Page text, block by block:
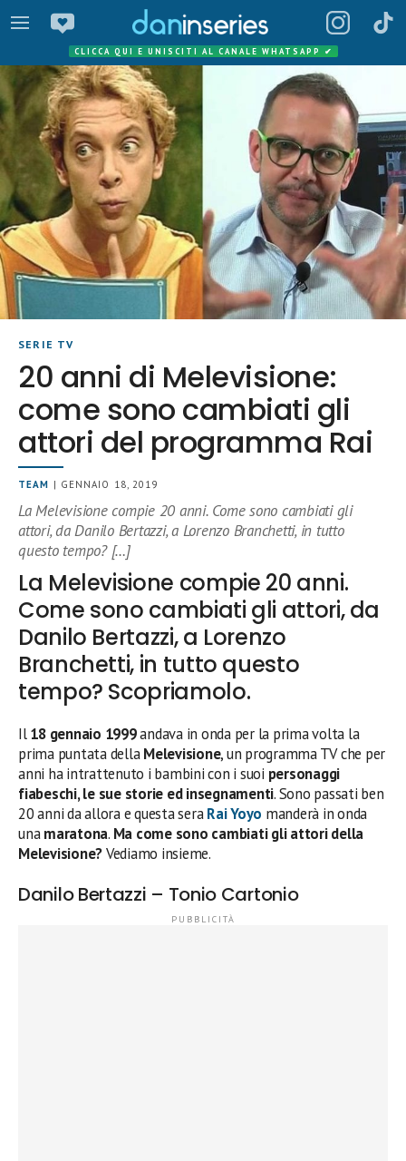
CLICCA QUI E UNISCITI AL CANALE WHATSAPP ✔
SERIE TV
20 anni di Melevisione:
come sono cambiati gli
attori del programma Rai
TEAM | GENNAIO 18, 2019
La Melevisione compie 20 anni. Come sono cambiati gli
attori, da Danilo Bertazzi, a Lorenzo Branchetti, in tutto
questo tempo? […]
La Melevisione compie 20 anni.
Come sono cambiati gli attori, da
Danilo Bertazzi, a Lorenzo
Branchetti, in tutto questo
tempo? Scopriamolo.
Il18 gennaio 1999andava in onda per la prima volta la
prima puntata dellaMelevisione, un programma TV che per
anni ha intrattenuto i bambini con i suoi personaggi
fiabeschi, le sue storie ed insegnamenti. Sono passati ben
20 anni da allora e questa seraRai Yoyo manderà in onda
unamaratona. Ma come sono cambiati gli attori della
Melevisione?Vediamo insieme.
Danilo Bertazzi – Tonio Cartonio